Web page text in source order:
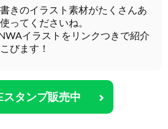
きのイラスト素材がたくさんあ
ってくださいね。
イラストをリンクつきで紹介
びます！
スタンプ販売中